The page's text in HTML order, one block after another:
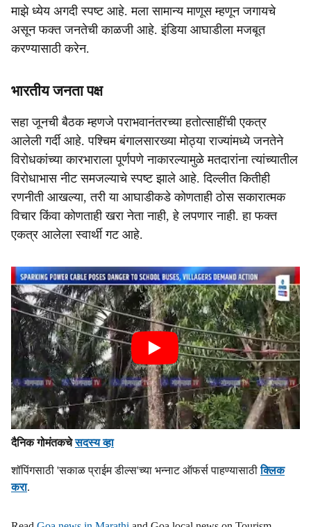
माझे ध्येय अगदी स्पष्ट आहे. मला सामान्य माणूस म्हणून जगायचे
असून फक्त जनतेची काळजी आहे. इंडिया आघाडीला मजबूत
करण्यासाठी करेन.
भारतीय जनता पक्ष
सहा जूनची बैठक म्हणजे पराभवानंतरच्या हतोत्साहींची एकत्र
आलेली गर्दी आहे. पश्चिम बंगालसारख्या मोठ्या राज्यांमध्ये जनतेने
विरोधकांच्या कारभाराला पूर्णपणे नाकारल्यामुळे मतदारांना त्यांच्यातील
विरोधाभास नीट समजल्याचे स्पष्ट झाले आहे. दिल्लीत कितीही
रणनीती आखल्या, तरी या आघाडीकडे कोणताही ठोस सकारात्मक
विचार किंवा कोणताही खरा नेता नाही, हे लपणार नाही. हा फक्त
एकत्र आलेला स्वार्थी गट आहे.
दैनिक गोमंतकचेसदस्य व्हा
शॉपिंगसाठी 'सकाळ प्राईम डील्स'च्या भन्नाट ऑफर्स पाहण्यासाठीक्लिक
करा.